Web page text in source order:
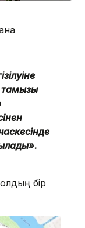
бір